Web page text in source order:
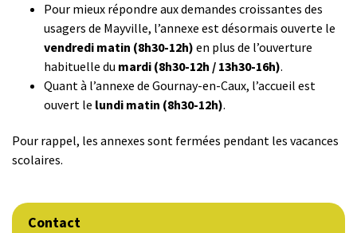
Pour mieux répondre aux demandes croissantes des
usagers de Mayville, l’annexe est désormais ouverte le
vendredi matin (8h30-12h) en plus de l’ouverture
habituelle du mardi (8h30-12h / 13h30-16h).
Quant à l’annexe de Gournay-en-Caux, l’accueil est
ouvert le lundi matin (8h30-12h).
Pour rappel, les annexes sont fermées pendant les vacances
scolaires.
Contact